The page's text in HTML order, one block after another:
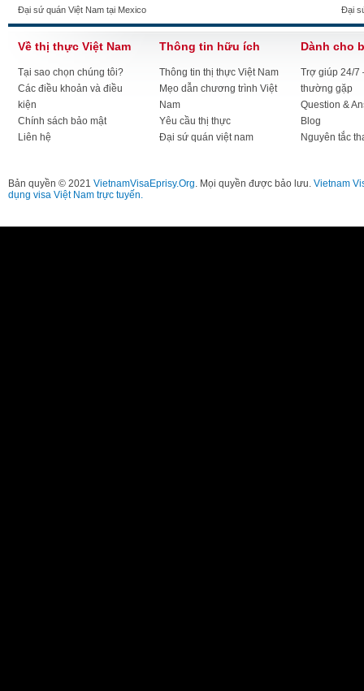
Đại sứ quán Việt Nam tại Mexico
Đại
Về thị thực Việt Nam
Tại sao chọn chúng tôi?
Các điều khoản và điều
kiện
Chính sách bảo mật
Liên hệ
Thông tin hữu ích
Thông tin thị thực Việt Nam
Mẹo dẫn chương trình Việt
Nam
Yêu cầu thị thực
Đại sứ quán việt nam
Dành cho
Trợ giúp 24/7
thường gặp
Question &
Blog
Nguyên tắc
Bản quyền © 2021 VietnamVisaEprisy.Org. Mọi quyền được bảo lưu. Vietnam
dụng visa Việt Nam trực tuyến.